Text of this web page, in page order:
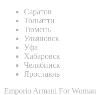
Саратов
Тольятти
Тюмень
Ульяновск
Уфа
Хабаровск
Челябинск
Ярославль
Emporio Armani For Woman